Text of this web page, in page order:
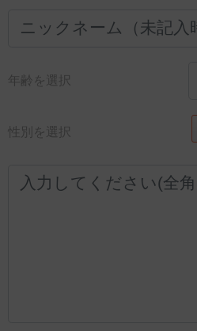
年齢を選択
性別を選択